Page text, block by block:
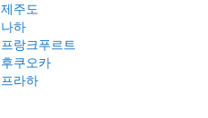
제주도
나하
프랑크푸르트
후쿠오카
프라하